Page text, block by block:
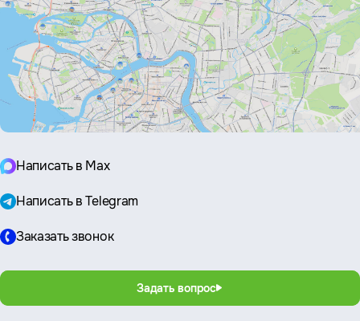
Написать в Max
Написать в Telegram
Заказать звонок
Задать вопрос